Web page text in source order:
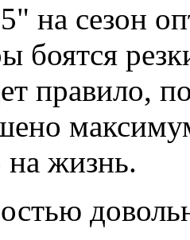
на сезон
боятся
правило,
на жизнь.